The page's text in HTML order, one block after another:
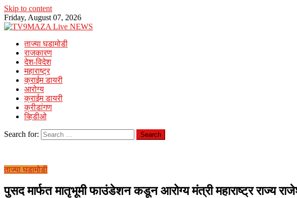
Skip to content
Friday, August 07, 2026
ताज्या घडामोडी
राजकारण
देश-विदेश
महाराष्ट्र
क्राईम डायरी
आरोग्य
क्राईम डायरी
क्रीडांगण
व्हिडीओ
Search for:
ताज्या घडामोडी
पुसद मार्फत मातृभूमी फाउंडेशन कडून आरोग्य मंत्री महाराष्ट्र राज्य